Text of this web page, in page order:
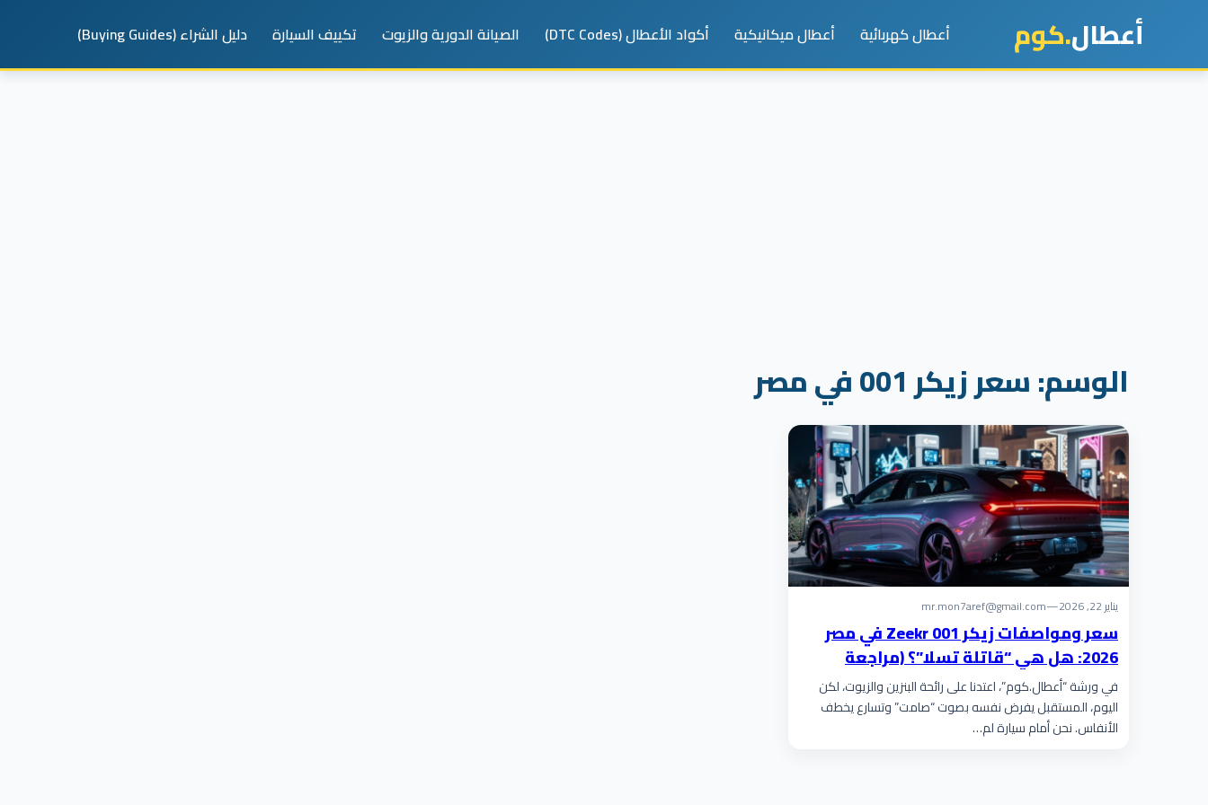
أعطال.كوم أعطال كهربائية أعطال ميكانيكية أكواد الأعطال (DTC Codes) الصيانة الدورية والزيوت تكييف السيارة دليل الشراء (Buying Guides)
الوسم:سعر زيكر 001 في مصر
يناير 22, 2026 —
mr.mon7aref@gmail.com
سعر ومواصفات زيكر Zeekr 001 في مصر
2026: هل هي “قاتلة تسلا”؟ (مراجعة
شاملة للوحش الكهربائي)
في ورشة “أعطال.كوم”، اعتدنا على رائحة البنزين والزيوت، لكن
اليوم، المستقبل يفرض نفسه بصوت “صامت” وتسارع يخطف
الأنفاس. نحن أمام سيارة لم…